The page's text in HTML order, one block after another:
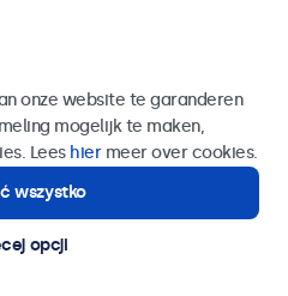
Beetronics
22 397 04 43
onze website te garanderen
mogelijk te maken,
Lees hiermeer over cookies.
wszystko
opcji